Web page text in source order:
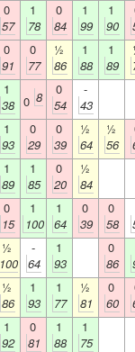
0
57
1
78
0
84
1
99
1
90
0
91
0
77
½
86
1
88
1
89
1
38 0 8
0
54
-
43
1
93
0
29
0
39
½
64
½
56
1
89
1
85
0
20
½
84
0
15
1
100
1
64
0
39
0
58
½
100
-
64
1
93
0
86
½
86
1
93
1
77
½
81
0
60
1
92
0
81
1
88
1
75